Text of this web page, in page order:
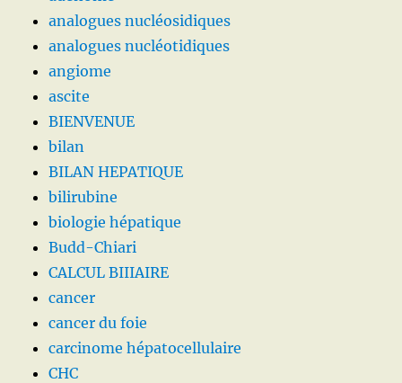
analogues nucléosidiques
analogues nucléotidiques
angiome
ascite
BIENVENUE
bilan
BILAN HEPATIQUE
bilirubine
biologie hépatique
Budd-Chiari
CALCUL BIIIAIRE
cancer
cancer du foie
carcinome hépatocellulaire
CHC